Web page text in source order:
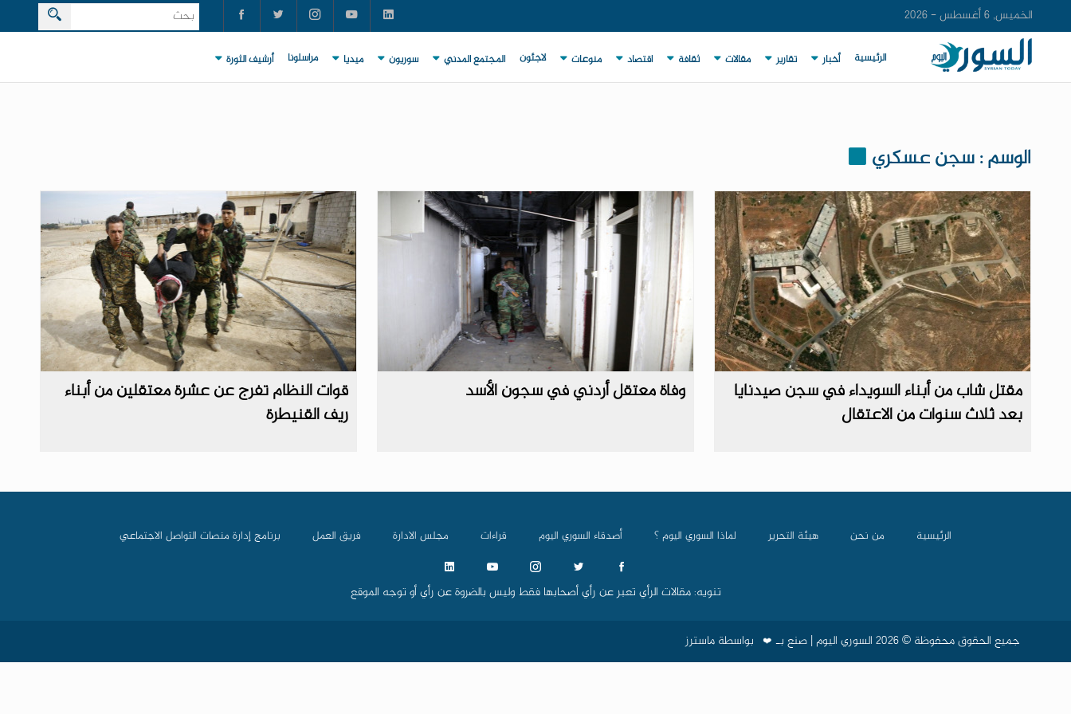
الخميس, 6 أغسطس - 2026
الرئيسية أخبار تقارير مقالات ثقافة اقتصاد منوعات لاجئون المجتمع المدني سوريون ميديا مراسلونا أرشيف الثورة
الوسم : سجن عسكري
مقتل شاب من أبناء السويداء في سجن صيدنايا
بعد ثلاث سنوات من الاعتقال
وفاة معتقل أردني في سجون الأسد
قوات النظام تفرج عن عشرة معتقلين من أبناء
ريف القنيطرة
الرئيسية من نحن هيئة التحرير لماذا السوري اليوم ؟ أصدقاء السوري اليوم قراءات مجلس الادارة فريق العمل برنامج إدارة منصات التواصل الاجتماعي
تنويه: مقالات الرأي تعبر عن رأي أصحابها فقط وليس بالضروة عن رأي أو توجه الموقع
جميع الحقوق محفوظة © 2026 السوري اليوم | صنع بـ ❤️ بواسطةماسترز